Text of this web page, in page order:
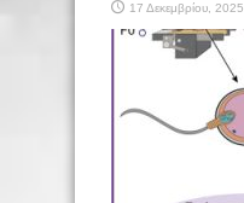
17 Δεκεμβρίου, 2025